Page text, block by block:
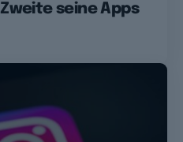
seine Apps